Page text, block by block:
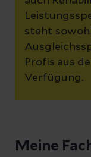
steht
Profis aus
Verfügung.
Meine